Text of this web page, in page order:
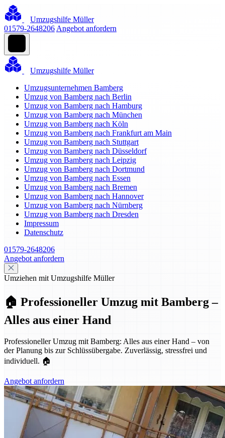
Umzugshilfe Müller
01579-2648206 Angebot anfordern
Umzugshilfe Müller
Umzugsunternehmen Bamberg
Umzug von Bamberg nach Berlin
Umzug von Bamberg nach Hamburg
Umzug von Bamberg nach München
Umzug von Bamberg nach Köln
Umzug von Bamberg nach Frankfurt am Main
Umzug von Bamberg nach Stuttgart
Umzug von Bamberg nach Düsseldorf
Umzug von Bamberg nach Leipzig
Umzug von Bamberg nach Dortmund
Umzug von Bamberg nach Essen
Umzug von Bamberg nach Bremen
Umzug von Bamberg nach Hannover
Umzug von Bamberg nach Nürnberg
Umzug von Bamberg nach Dresden
Impressum
Datenschutz
01579-2648206
Angebot anfordern
Umziehen mit Umzugshilfe Müller
🏠 Professioneller Umzug mit Bamberg –
Alles aus einer Hand
Professioneller Umzug mit Bamberg: Alles aus einer Hand – von
der Planung bis zur Schlüssübergabe. Zuverlässig, stressfrei und
individuell. 🏠
Angebot anfordern